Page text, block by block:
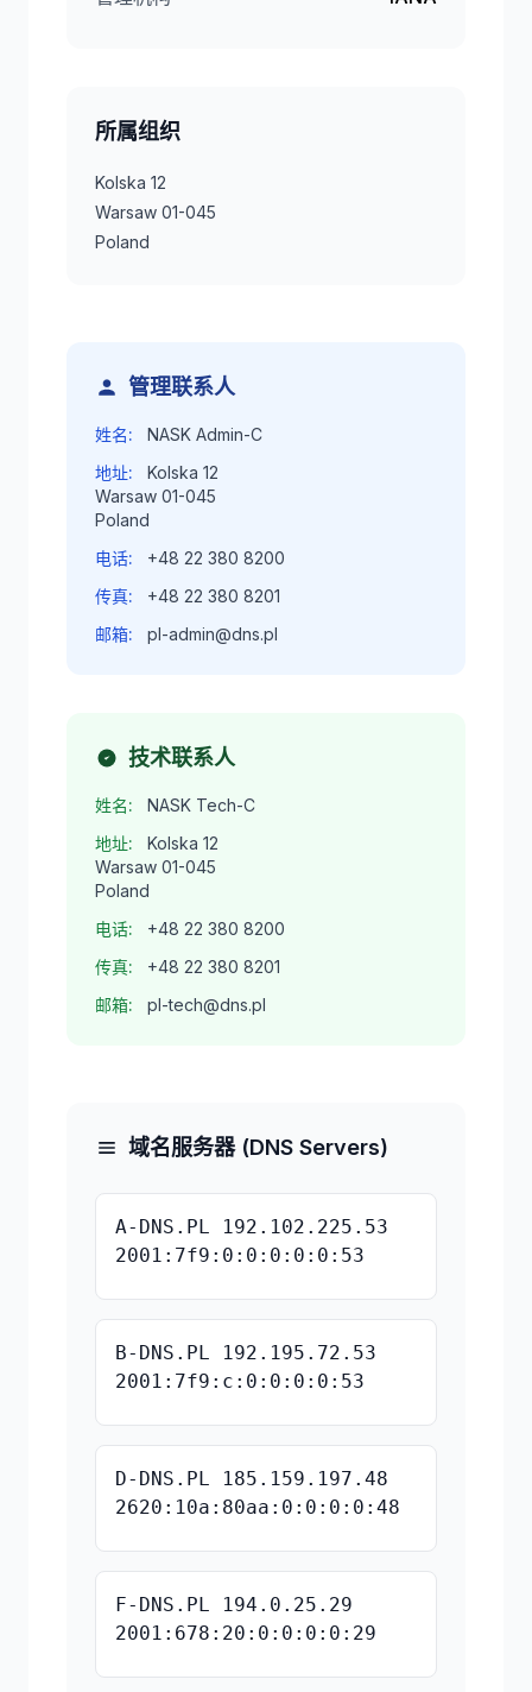
所属组织
Kolska 12
Warsaw 01-045
Poland
管理联系人
姓名:
NASK Admin-C
地址:
Kolska 12
Warsaw 01-045
Poland
电话:
+48 22 380 8200
传真:
+48 22 380 8201
邮箱:
pl-admin@dns.pl
技术联系人
姓名:
NASK Tech-C
地址:
Kolska 12
Warsaw 01-045
Poland
电话:
+48 22 380 8200
传真:
+48 22 380 8201
邮箱:
pl-tech@dns.pl
域名服务器 (DNS Servers)
A-DNS.PL 192.102.225.53
2001:7f9:0:0:0:0:0:53
B-DNS.PL 192.195.72.53
2001:7f9:c:0:0:0:0:53
D-DNS.PL 185.159.197.48
2620:10a:80aa:0:0:0:0:48
F-DNS.PL 194.0.25.29
2001:678:20:0:0:0:0:29